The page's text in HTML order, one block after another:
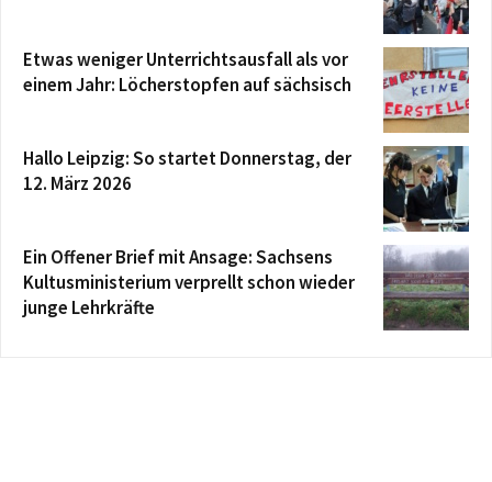
Etwas weniger Unterrichtsausfall als vor
einem Jahr: Löcherstopfen auf sächsisch
Hallo Leipzig: So startet Donnerstag, der
12. März 2026
Ein Offener Brief mit Ansage: Sachsens
Kultusministerium verprellt schon wieder
junge Lehrkräfte